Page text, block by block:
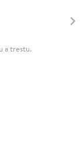
a trestu.